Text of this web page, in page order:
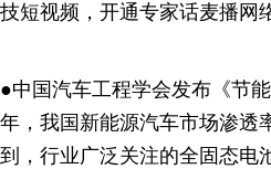
技短视频，开通专家话麦播网
●中国汽车工程学会发布《节
年，我国新能源汽车市场渗透
到，行业广泛关注的全固态电